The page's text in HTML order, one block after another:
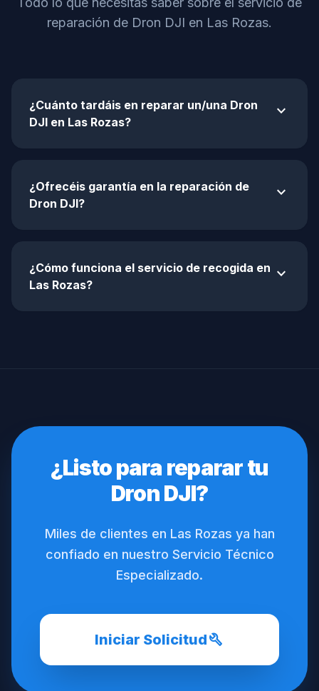
reparación de Dron DJI en Las Rozas.
¿Cuánto tardáis en reparar un/una Dron
DJI en Las Rozas?
expand_more
¿Ofrecéis garantía en la reparación de
Dron DJI?
expand_more
¿Cómo funciona el servicio de recogida en
Las Rozas?
expand_more
¿Listo para reparar tu
Dron DJI?
Miles de clientes en Las Rozas ya han
confiado en nuestro Servicio Técnico
Especializado.
Iniciar Solicitudbuild